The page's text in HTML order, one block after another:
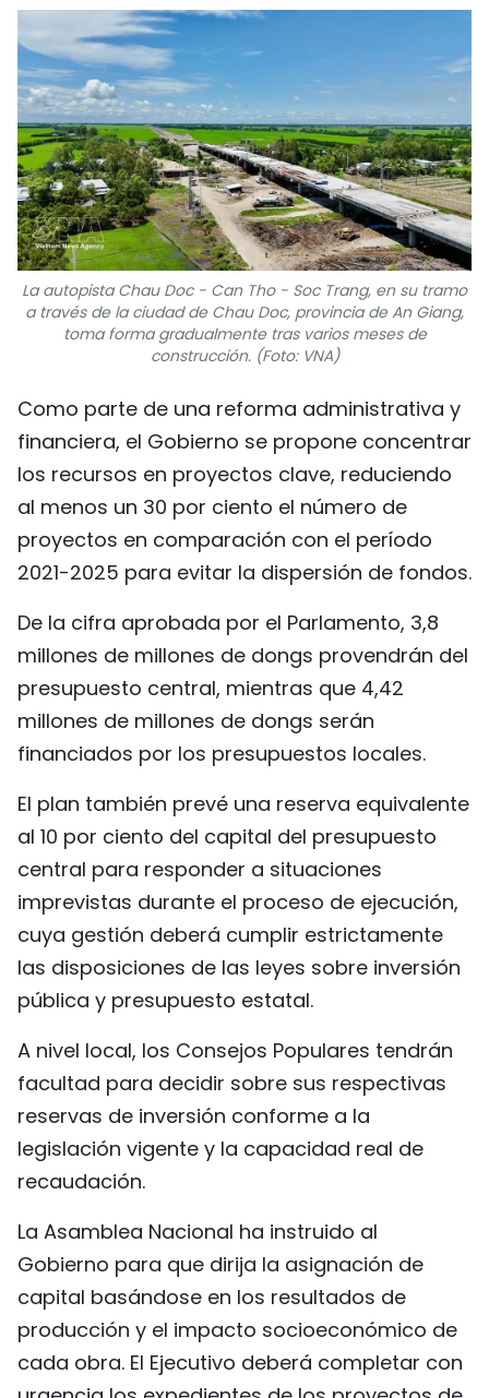
La autopista Chau Doc - Can Tho - Soc Trang, en su tramo
a través de la ciudad de Chau Doc, provincia de An Giang,
toma forma gradualmente tras varios meses de
construcción. (Foto: VNA)
Como parte de una reforma administrativa y
financiera, el Gobierno se propone concentrar
los recursos en proyectos clave, reduciendo
al menos un 30 por ciento el número de
proyectos en comparación con el período
2021-2025 para evitar la dispersión de fondos.
De la cifra aprobada por el Parlamento, 3,8
millones de millones de dongs provendrán del
presupuesto central, mientras que 4,42
millones de millones de dongs serán
financiados por los presupuestos locales.
El plan también prevé una reserva equivalente
al 10 por ciento del capital del presupuesto
central para responder a situaciones
imprevistas durante el proceso de ejecución,
cuya gestión deberá cumplir estrictamente
las disposiciones de las leyes sobre inversión
pública y presupuesto estatal.
A nivel local, los Consejos Populares tendrán
facultad para decidir sobre sus respectivas
reservas de inversión conforme a la
legislación vigente y la capacidad real de
recaudación.
La Asamblea Nacional ha instruido al
Gobierno para que dirija la asignación de
capital basándose en los resultados de
producción y el impacto socioeconómico de
cada obra. El Ejecutivo deberá completar con